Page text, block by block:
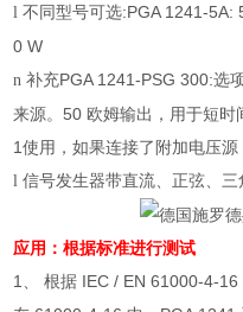
l 不同型号可选:PGA 1241-5A:
0 W
n 补充PGA 1241-PSG 300:选
来源。50 欧姆输出，用于短时
1使用，如果连接了附加电压源
l 信号发生器带直流、正弦、
应用：根据标准进行测试
1、根据 IEC / EN 61000-4-16